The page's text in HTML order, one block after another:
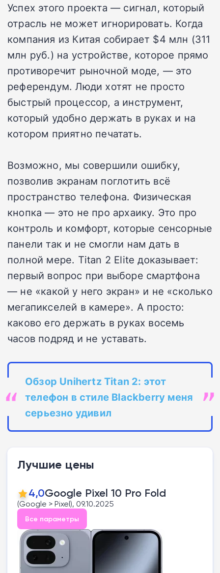
Успех этого проекта — сигнал, который
отрасль не может игнорировать. Когда
компания из Китая собирает $4 млн (311
млн руб.) на устройстве, которое прямо
противоречит рыночной моде, — это
референдум. Люди хотят не просто
быстрый процессор, а инструмент,
который удобно держать в руках и на
котором приятно печатать.
Возможно, мы совершили ошибку,
позволив экранам поглотить всё
пространство телефона. Физическая
кнопка — это не про архаику. Это про
контроль и комфорт, которые сенсорные
панели так и не смогли нам дать в
полной мере. Titan 2 Elite доказывает:
первый вопрос при выборе смартфона
— не «какой у него экран» и не «сколько
мегапикселей в камере». А просто:
каково его держать в руках восемь
часов подряд и не уставать.
Обзор Unihertz Titan 2: этот
телефон в стиле Blackberry меня
серьезно удивил
Лучшие цены
4,0Google Pixel 10 Pro Fold
(Google > Pixel), 09.10.2025
Все параметры